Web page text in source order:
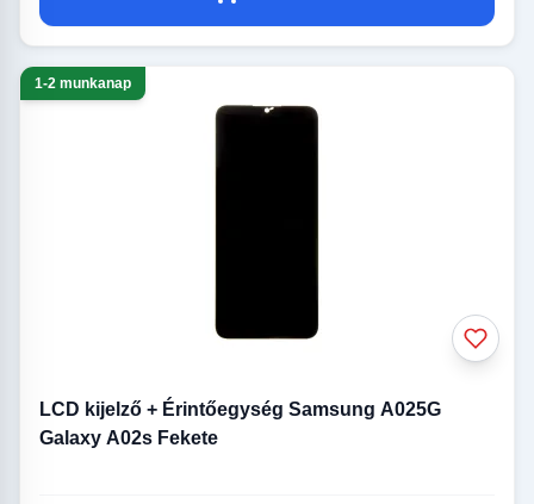
1-2 munkanap
LCD kijelző + Érintőegység Samsung A025G
Galaxy A02s Fekete